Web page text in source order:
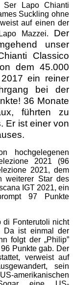
Ser Lapo Chianti
Suckling ohne
auf einen der
Mazzei. Der
unser
Classico
dem 45.000
ein reiner
bei der
36 Monate
führten zu
Er ist einer von
hochgelegenen
2021 (96
2021, dem
weiterer Star des
IGT 2021, ein
97 Punkte
di Fonterutoli nicht
Da ist einmal der
folgt der „Philip”
Punkte gab. Der
verweist auf
sein